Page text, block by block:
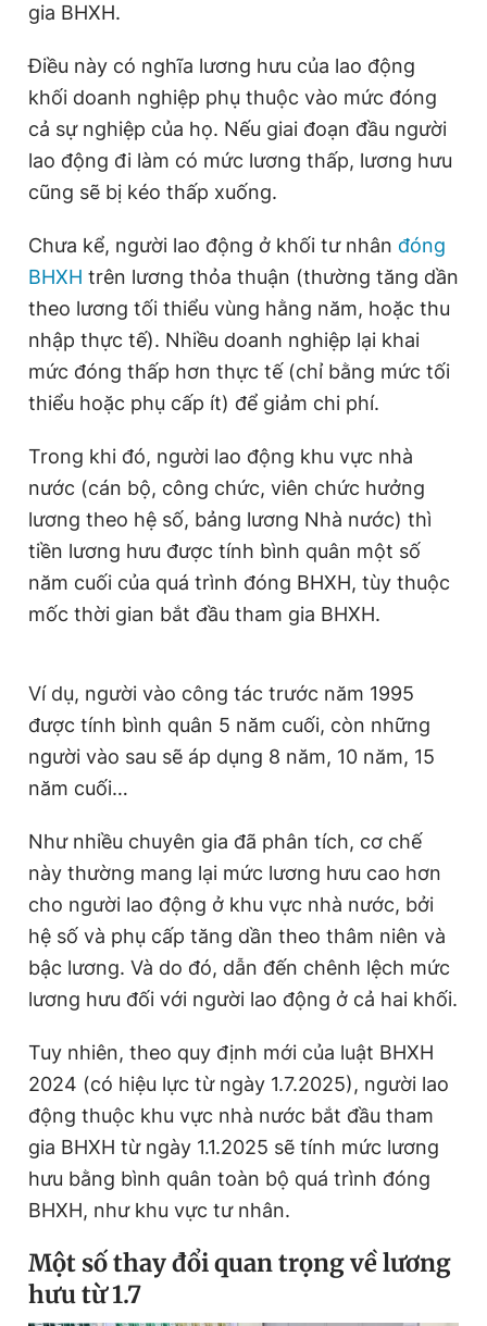
Theo dõi báo trên
Hotline
0906 645 777
Liên hệ quảng cáo
0908 780 404
Tổng biên tập: Nguyễn Ngọc Toàn
Phó tổng biên tập thường trực: Hải Thành
Phó tổng biên tập: Lâm Hiếu Dũng
Phó tổng biên tập: Trần Việt Hưng
Tổng thư ký tòa soạn: Đức Trung
Giấy phép xuất bản số 110/GP - BTTTT cấp ngày 24.3.2020
© 2003-2026 Bản quyền thuộc về Báo Thanh Niên. Cấm sao
chép dưới mọi hình thức nếu không có sự chấp thuận bằng văn
gia BHXH.
Điều này có nghĩa lương hưu của lao động
khối doanh nghiệp phụ thuộc vào mức đóng
cả sự nghiệp của họ. Nếu giai đoạn đầu người
lao động đi làm có mức lương thấp, lương hưu
cũng sẽ bị kéo thấp xuống.
Chưa kể, người lao động ở khối tư nhân đóng
BHXH trên lương thỏa thuận (thường tăng dần
theo lương tối thiểu vùng hằng năm, hoặc thu
nhập thực tế). Nhiều doanh nghiệp lại khai
mức đóng thấp hơn thực tế (chỉ bằng mức tối
thiểu hoặc phụ cấp ít) để giảm chi phí.
Trong khi đó, người lao động khu vực nhà
nước (cán bộ, công chức, viên chức hưởng
lương theo hệ số, bảng lương Nhà nước) thì
tiền lương hưu được tính bình quân một số
năm cuối của quá trình đóng BHXH, tùy thuộc
mốc thời gian bắt đầu tham gia BHXH.
Ví dụ, người vào công tác trước năm 1995
được tính bình quân 5 năm cuối, còn những
người vào sau sẽ áp dụng 8 năm, 10 năm, 15
năm cuối…
Như nhiều chuyên gia đã phân tích, cơ chế
này thường mang lại mức lương hưu cao hơn
cho người lao động ở khu vực nhà nước, bởi
hệ số và phụ cấp tăng dần theo thâm niên và
bậc lương. Và do đó, dẫn đến chênh lệch mức
lương hưu đối với người lao động ở cả hai khối.
Tuy nhiên, theo quy định mới của luật BHXH
2024 (có hiệu lực từ ngày 1.7.2025), người lao
động thuộc khu vực nhà nước bắt đầu tham
gia BHXH từ ngày 1.1.2025 sẽ tính mức lương
hưu bằng bình quân toàn bộ quá trình đóng
BHXH, như khu vực tư nhân.
Một số thay đổi quan trọng về lương
hưu từ 1.7